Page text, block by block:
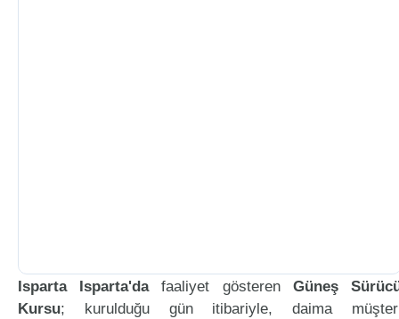
Isparta Isparta'dafaaliyet gösteren Güneş
Kursu; kurulduğu gün itibariyle, daima